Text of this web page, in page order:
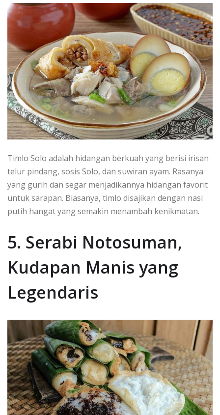
Timlo Solo adalah hidangan berkuah yang berisi irisan
telur pindang, sosis Solo, dan suwiran ayam. Rasanya
yang gurih dan segar menjadikannya hidangan favorit
untuk sarapan. Biasanya, timlo disajikan dengan nasi
putih hangat yang semakin menambah kenikmatan.
5. Serabi Notosuman,
Kudapan Manis yang
Legendaris